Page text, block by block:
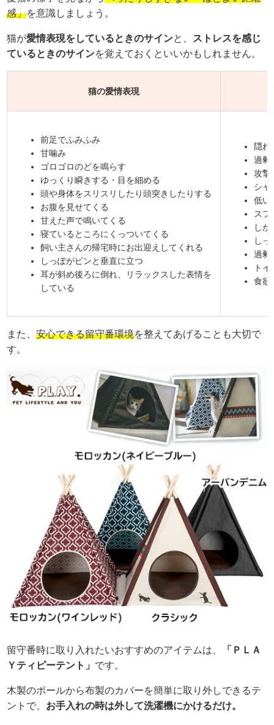
感」を意識しましょう。
猫が愛情表現をしているときのサインと、
ストレスを感じ
ているときのサインを覚えておくといいかもしれません。
猫の愛情表現
前足でふみふみ
甘噛み
ゴロゴロのどを鳴らす
ゆっくり瞬きする・目を細める
頭や身体をスリスリしたり頭突きしたりする
お腹を見せてくる
甘えた声で鳴いてくる
寝ているところにくっついてくる
飼い主さんの帰宅時にお出迎えしてくれる
しっぽがピンと垂直に立つ
耳が斜め後ろに倒れ、リラックスした表情を
している
隠れ
過剰
攻撃
シャ
低い
スフ
し
し
過剰
ト
食欲
また、安心できる留守番環境を整えてあげることも大切で
す。
留守番時に取り入れたいおすすめのアイテムは、
「ＰＬＡ
Ｙティピーテント」 です。
木製のポールから布製のカバーを簡単に取り外しできるテ
ントで、 お手入れの時は外して洗濯機にかけるだけ。